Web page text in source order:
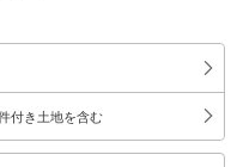
付き土地を含む